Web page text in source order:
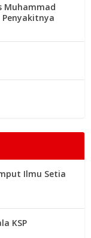
Muhammad
Ilmu Setia
KSP